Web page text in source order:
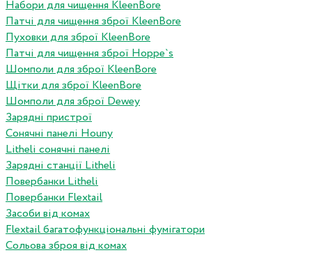
Набори для чищення KleenBore
Патчі для чищення зброї KleenBore
Пуховки для зброї KleenBore
Патчі для чищення зброї Hoppe`s
Шомполи для зброї KleenBore
Щітки для зброї KleenBore
Шомполи для зброї Dewey
Зарядні пристрої
Сонячні панелі Houny
Litheli сонячні панелі
Зарядні станції Litheli
Повербанки Litheli
Повербанки Flextail
Засоби від комах
Flextail багатофункціональні фумігатори
Сольова зброя від комах